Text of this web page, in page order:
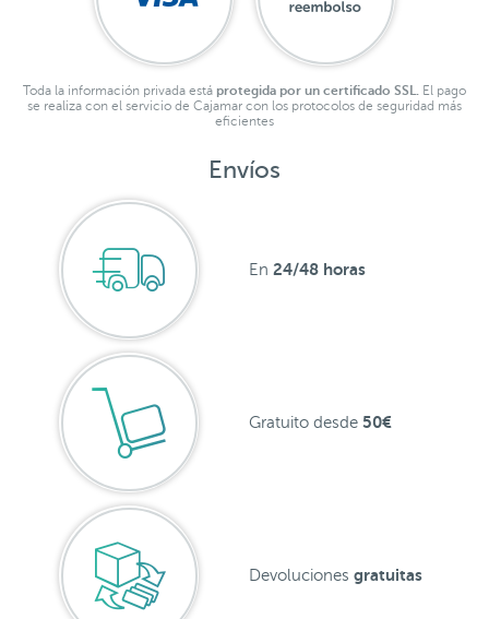
Toda la información privada está protegida por un certificado SSL. El pago
se realiza con el servicio de Cajamar con los protocolos de seguridad más
eficientes
Envíos
En 24/48 horas
Gratuito desde 50€
Devoluciones gratuitas